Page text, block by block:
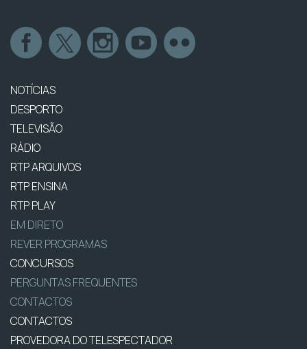
NOTÍCIAS
DESPORTO
TELEVISÃO
RÁDIO
RTP ARQUIVOS
RTP ENSINA
RTP PLAY
EM DIRETO
REVER PROGRAMAS
CONCURSOS
PERGUNTAS FREQUENTES
CONTACTOS
CONTACTOS
PROVEDORA DO TELESPECTADOR